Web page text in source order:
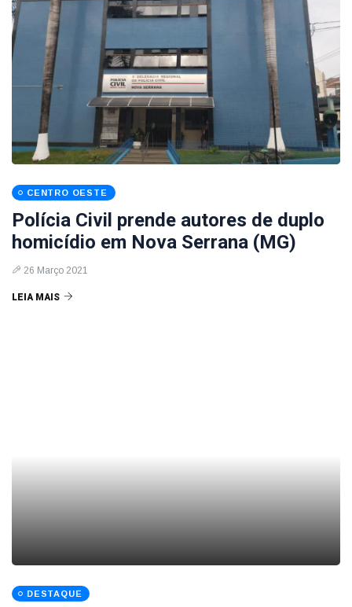
CENTRO OESTE
Polícia Civil prende autores de duplo
homicídio em Nova Serrana (MG)
26 Março 2021
LEIA MAIS
DESTAQUE